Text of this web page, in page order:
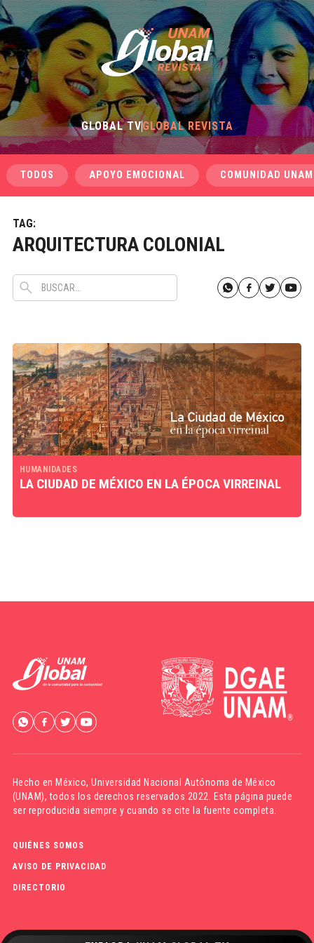
GLOBAL TVGLOBAL REVISTA
TODOS APOYO EMOCIONAL COMUNIDAD UNAM
TAG:
ARQUITECTURA COLONIAL
HUMANIDADES
LA CIUDAD DE MÉXICO EN LA ÉPOCA VIRREINAL
Hecho en México,Universidad Nacional Autónoma de México
(UNAM), todos los derechos reservados 2022. Esta página puede
ser reproducida siempre y cuando se cite la fuente completa.
QUIÉNES SOMOS
AVISO DE PRIVACIDAD
DIRECTORIO